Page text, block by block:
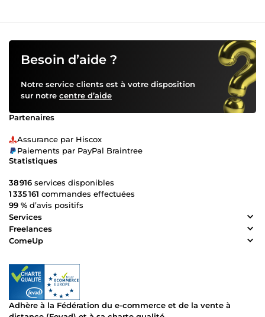
Besoin d’aide ?
Notre service clients est à votre disposition
sur notre centre d’aide
Partenaires
Assurance par Hiscox
Paiements par PayPal Braintree
Statistiques
38 916 services disponibles
1 335 161 commandes effectuées
99 % d’avis positifs
Services
Freelances
ComeUp
Adhère à la Fédération du e-commerce et de la vente à